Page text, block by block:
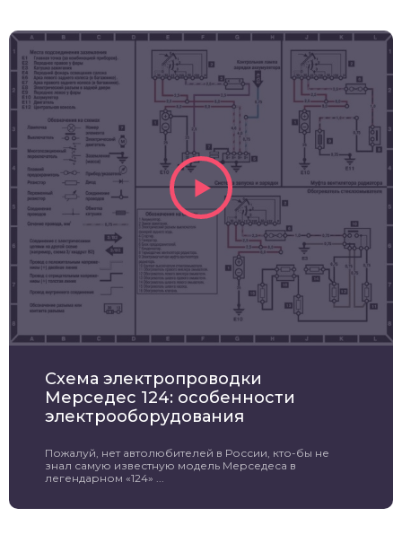
Схема электропроводки
Мерседес 124: особенности
электрооборудования
Пожалуй, нет автолюбителей в России, кто-бы не
знал самую известную модель Мерседеса в
легендарном «124» ...